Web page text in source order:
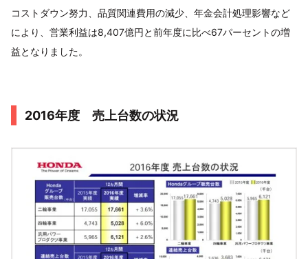
コストダウン努力、品質関連費用の減少、年金会計処理影響など
により、営業利益は8,407億円と前年度に比べ67パーセントの増
益となりました。
2016年度 売上台数の状況